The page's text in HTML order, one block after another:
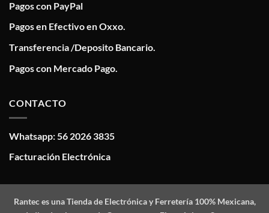
Pagos con PayPal
Pagos en Efectivo en Oxxo.
Transferencia /Deposito Bancario.
Pagos con Mercado Pago.
CONTACTO
Whatsapp: 56 2026 3835
Facturación Electrónica
Ranteces una Tienda de Electrónica y Ferretería 100% Mexicana,